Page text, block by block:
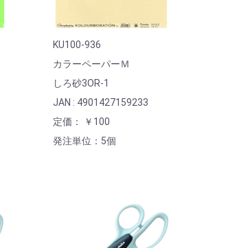
KU100-936
カラーペーパーＭ
しろ砂3OR-1
JAN : 4901427159233
定価： ￥100
発注単位：5個